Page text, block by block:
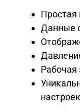
Простая
Данные
Рабочая
настроек